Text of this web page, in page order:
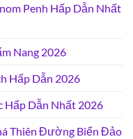
Penh Hấp Dẫn Nhất
Nang 2026
Hấp Dẫn 2026
Hấp Dẫn Nhất 2026
Thiên Đường Biển Đảo